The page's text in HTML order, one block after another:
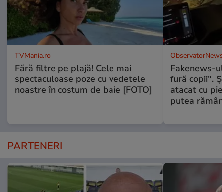
TVMania.ro
Fără filtre pe plajă! Cele mai
spectaculoase poze cu vedetele
noastre în costum de baie [FOTO]
Fakenews-
fură copii".
atacat cu
putea
PARTENERI